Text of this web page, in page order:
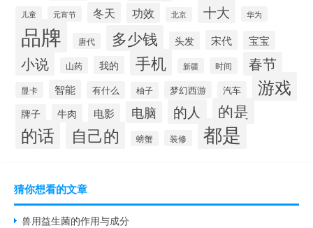
儿童 元宵节 冬天 功效 北京 十大 华为
品牌 唐代 多少钱 头发 宋代 宝宝
小说 山药 我的 手机 新疆 时间 春节
显卡 智能 有什么 柚子 梦幻西游 汽车 游戏
牌子 牛肉 电影 电脑 的人 的是
的话 自己的 螃蟹 装修 都是
猜你想看的文章
兽用益生菌的作用与成分